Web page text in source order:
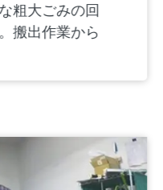
粗大ごみの回
搬出作業から